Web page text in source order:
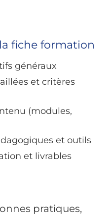
fiche formation
généraux
et critères
(modules,
et outils
et livrables
pratiques,